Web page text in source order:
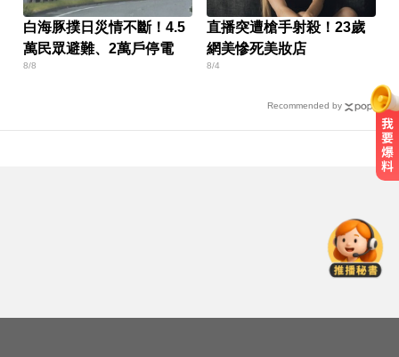
白海豚撲日災情不斷！4.5
萬民眾避難、2萬戶停電
8/8
直播突遭槍手射殺！23歲
網美慘死美妝店
8/4
Recommended by
「像被卡車撞」備賽狂操滿手繭